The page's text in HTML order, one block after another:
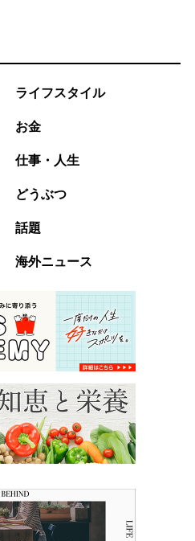
ライフスタイル
お金
仕事・人生
どうぶつ
話題
海外ニュース